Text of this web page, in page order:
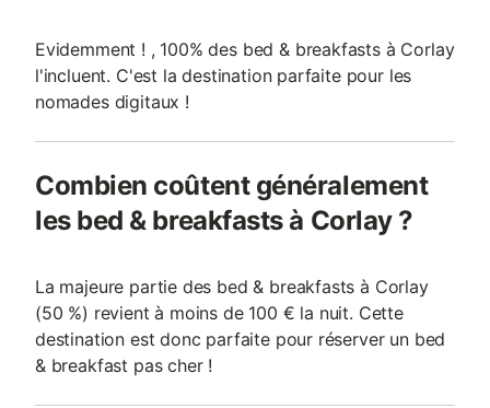
Evidemment ! , 100% des bed & breakfasts à Corlay
l'incluent. C'est la destination parfaite pour les
nomades digitaux !
Combien coûtent généralement
les bed & breakfasts à Corlay ?
La majeure partie des bed & breakfasts à Corlay
(50 %) revient à moins de 100 € la nuit. Cette
destination est donc parfaite pour réserver un bed
& breakfast pas cher !